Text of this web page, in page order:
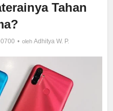
Tahan
oleh Adhitya W. P.